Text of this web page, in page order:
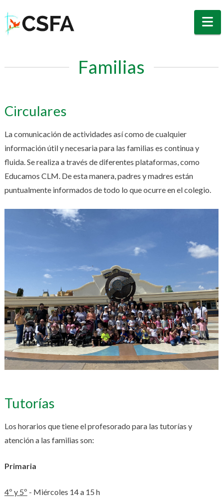
Familias
Circulares
La comunicación de actividades así como de cualquier
información útil y necesaria para las familias es continua y
fluida. Se realiza a través de diferentes plataformas, como
Educamos CLM. De esta manera, padres y madres están
puntualmente informados de todo lo que ocurre en el colegio.
Tutorías
Los horarios que tiene el profesorado para las tutorías y
atención a las familias son:
Primaria
4º y 5º - Miércoles 14 a 15 h